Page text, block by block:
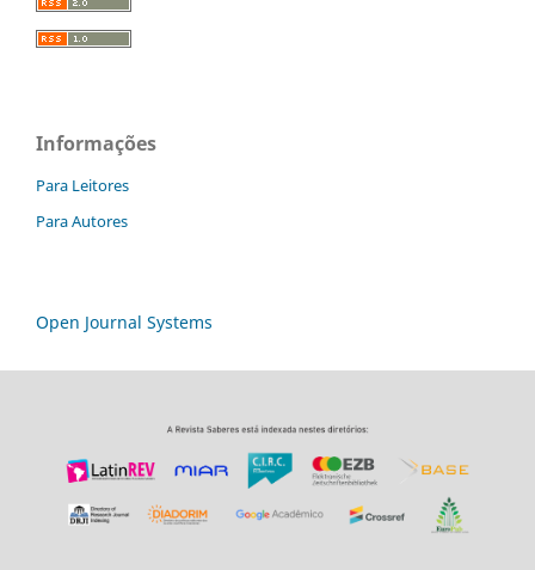
Informações
Para Leitores
Para Autores
Open Journal Systems